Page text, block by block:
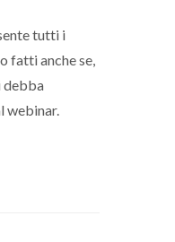
tutti i
fatti anche se,
debba
webinar.